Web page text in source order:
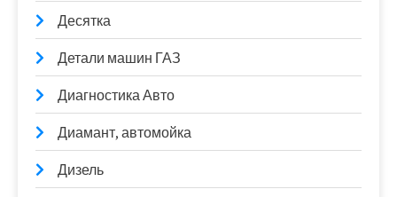
Десятка
Детали машин ГАЗ
Диагностика Авто
Диамант, автомойка
Дизель